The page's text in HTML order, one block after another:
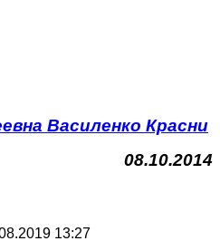
Василенко Красни
08.10.2014
13:27